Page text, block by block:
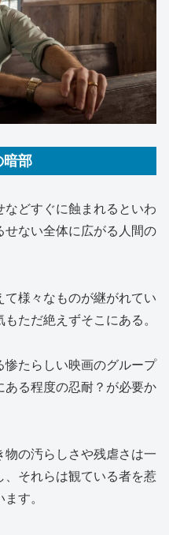
暗部
どすぐに蝕まれるといわ
せない全体に広がる人間の
様々なものが継がれてい
ただ絶えずそこにある。
惨たらしい映画のグループ
ある程度の忍耐？が必要か
物の汚らしさや残虐さは一
、それらは観ている者を惹
す。